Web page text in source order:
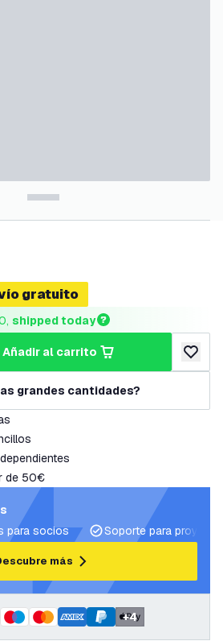
gratuito
shipped today
añadir al carrito
añadir
grandes cantidades?
de 50€
para socios
Soporte para
más
+4